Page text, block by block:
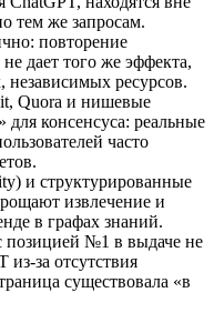
тем же запросам.
повторение
дает того же эффекта,
независимых ресурсов.
Quora и нишевые
для консенсуса: реальные
часто
и структурированные
извлечение и
в графах знаний.
позицией №1 в выдаче не
отсутствия
существовала «в